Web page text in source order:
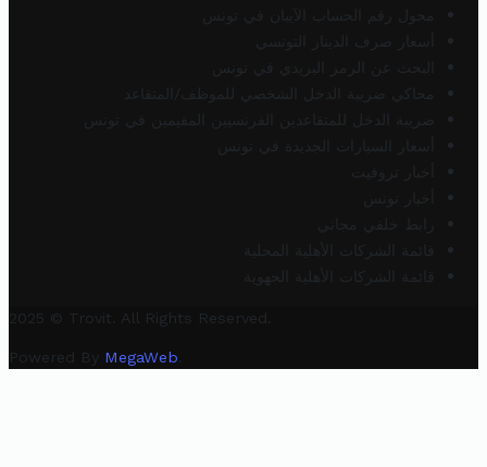
محول رقم الحساب الآيبان في تونس
أسعار صرف الدينار التونسي
البحث عن الرمز البريدي في تونس
محاكي ضريبة الدخل الشخصي للموظف/المتقاعد
ضريبة الدخل للمتقاعدين الفرنسيين المقيمين في تونس
أسعار السيارات الجديدة في تونس
أخبار تروفيت
أخبار تونس
رابط خلفي مجاني
قائمة الشركات الأهلية المحلية
قائمة الشركات الأهلية الجهوية
2025 © Trovit. All Rights Reserved.
Powered By MegaWeb